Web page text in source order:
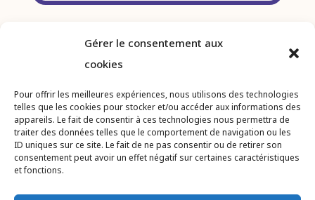
Gérer le consentement aux
cookies
Pour offrir les meilleures expériences, nous utilisons des technologies
telles que les cookies pour stocker et/ou accéder aux informations des
appareils. Le fait de consentir à ces technologies nous permettra de
traiter des données telles que le comportement de navigation ou les
ID uniques sur ce site. Le fait de ne pas consentir ou de retirer son
consentement peut avoir un effet négatif sur certaines caractéristiques
et fonctions.